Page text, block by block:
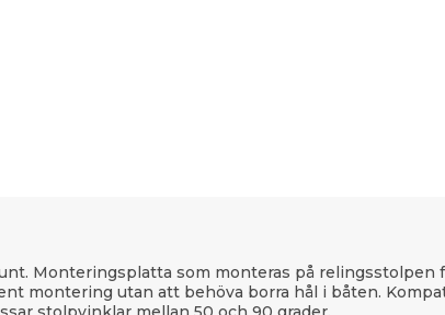
Monteringsplatta som monteras på relingsstolpen
montering utan att behöva borra hål i båten.